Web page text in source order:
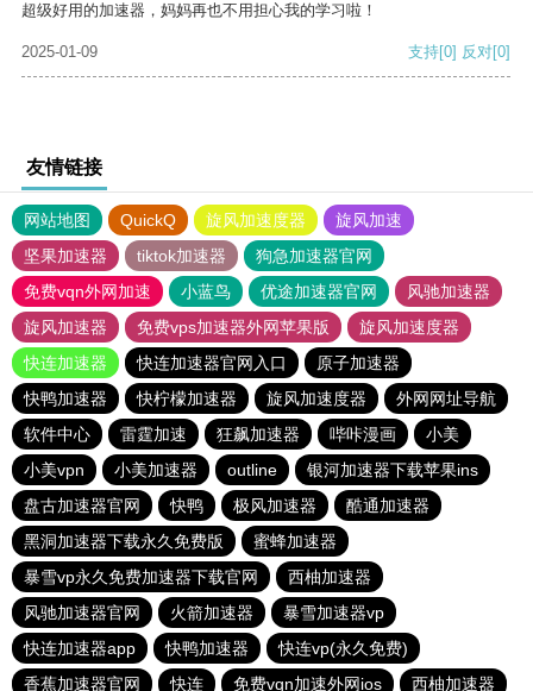
超级好用的加速器，妈妈再也不用担心我的学习啦！
2025-01-09 支持[0] 反对[0]
友情链接
网站地图 QuickQ 旋风加速度器
旋风加速
坚果加速器
tiktok加速器
狗急加速器官网
免费vqn外网加速
小蓝鸟 优途加速器官网
风驰加速器
旋风加速器
免费vps加速器外网苹果版
旋风加速度器
快连加速器
快连加速器官网入口
原子加速器
快鸭加速器
快柠檬加速器 旋风加速度器
外网网址导航
软件中心
雷霆加速 狂飙加速器 哔咔漫画
小美
小美vpn
小美加速器 outline
银河加速器下载苹果ins
盘古加速器官网
快鸭 极风加速器
酷通加速器
黑洞加速器下载永久免费版
蜜蜂加速器
暴雪vp永久免费加速器下载官网
西柚加速器
风驰加速器官网
火箭加速器
暴雪加速器vp
快连加速器app
快鸭加速器
快连vp(永久免费)
香蕉加速器官网
快连 免费vqn加速外网ios 西柚加速器